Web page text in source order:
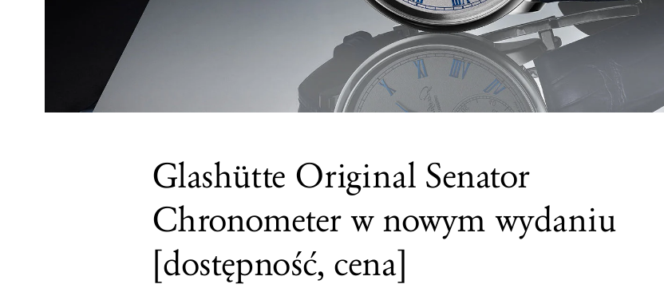
Glashütte Original Senator
Chronometer w nowym wydaniu
[dostępność, cena]